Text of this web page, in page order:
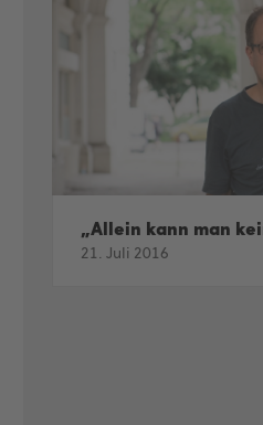
„Allein kann man
21. Juli 2016